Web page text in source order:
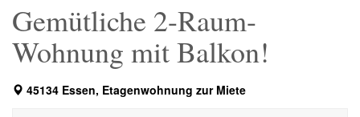
Gemütliche 2-Raum-
Wohnung mit Balkon!
45134 Essen, Etagenwohnung zur Miete